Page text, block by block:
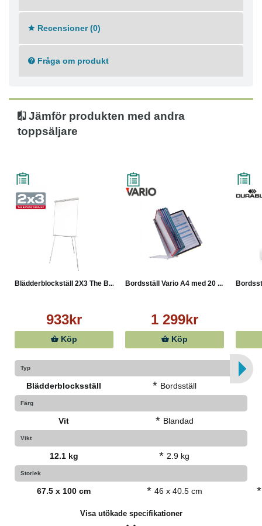
Recensioner (0)
Fråga om produkt
Jämför produkten med andra
toppsäljare
Blädderblockställ 2X3 The B...
933kr
Köp
Bordsställ Vario A4 med 20 ...
1 299kr
Köp
Typ
Blädderblocksställ * Bordsställ
Färg
Vit * Blandad
Vikt
12.1 kg * 2.9 kg
Storlek
67.5 x 100 cm * 46 x 40.5 cm *
Visa utökade specifikationer